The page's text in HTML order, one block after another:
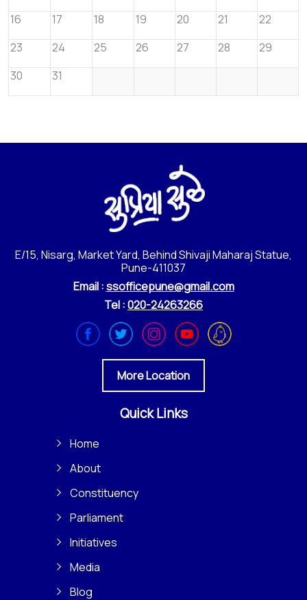
16
17 18 19 20 21
22
23
24 25 26 27 28
29
30
31
E/15, Nisarg, Market Yard, Behind Shivaji Maharaj Statue,
Pune-411037
Email :ssofficepune@gmail.com
Tel :020-24263266
More Location
Quick Links
Home
About
Constituency
Parliament
Initiatives
Media
Blog